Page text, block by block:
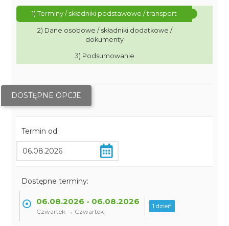
1) Terminy / składniki podstawowe / transport
2) Dane osobowe / składniki dodatkowe /
dokumenty
3) Podsumowanie
DOSTĘPNE OPCJE
Termin od:
Dostępne terminy:
06.08.2026 - 06.08.2026
Czwartek → Czwartek
1 dzień